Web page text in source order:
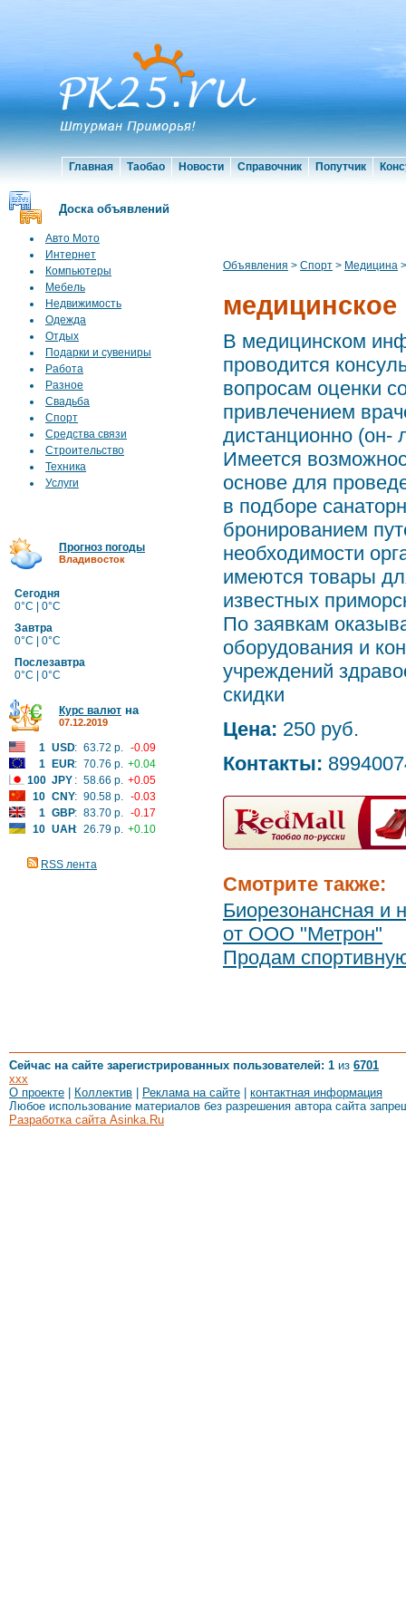
Главная Таобао Новости Справочник Попутчик
Доска объявлений
Авто Мото
Интернет
Компьютеры
Мебель
Недвижимость
Одежда
Отдых
Подарки и сувениры
Работа
Разное
Свадьба
Спорт
Средства связи
Строительство
Техника
Услуги
Прогноз погоды
Владивосток
Сегодня
0°C | 0°C
Завтра
0°C | 0°C
Послезавтра
0°C | 0°C
Курс валют на
07.12.2019
1 USD: 63.72 р. -0.09
1
EUR: 70.76 р. +0.04
100 JPY : 58.66 р. +0.05
10 CNY: 90.58 р. -0.03
1 GBP: 83.70 р. -0.17
10 UAH: 26.79 р. +0.10
RSS лента
Объявления > Спорт > Медицина
медицинское
В медицинском
проводится
вопросам оценки
привлечением
дистанционно (он-
Имеется
основе для
в подборе
бронированием
необходимости
имеются товары
известных
По заявкам
оборудования и
учреждений
скидки
Цена: 250 руб.
Контакты:
Смотрите также:
Биорезонансная и
от ООО "Метрон"
Продам
Сейчас на сайте зарегистрированных пользователей: 1 из 6701
xxx
О проекте
Коллектив Реклама на сайте
контактная информация
Любое использование материалов без разрешения автора сайта
Разработка сайта Asinka.Ru